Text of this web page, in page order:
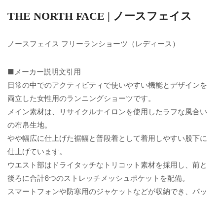
THE NORTH FACE | ノースフェイス
ノースフェイス フリーランショーツ（レディース）
■メーカー説明文引用
日常の中でのアクティビティで使いやすい機能とデザインを
両立した女性用のランニングショーツです。
メイン素材は、リサイクルナイロンを使用したラフな風合い
の布帛生地。
やや幅広に仕上げた裾幅と普段着として着用しやすい股下に
仕上げています。
ウエスト部はドライタッチなトリコット素材を採用し、前と
後ろに合計6つのストレッチメッシュポケットを配備。
スマートフォンや防寒用のジャケットなどが収納でき、パッ